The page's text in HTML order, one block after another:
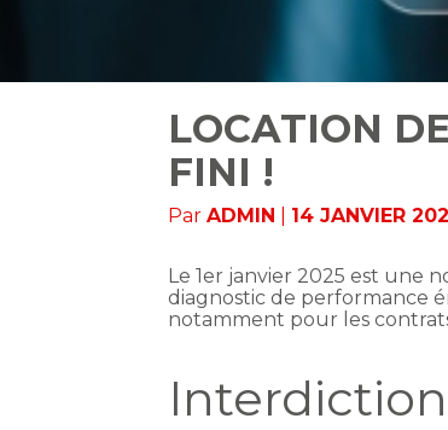
LOCATION
FINI !
ParADMIN 14 JANVIER
Le 1er janvier 2025 est une
diagnostic de performance
notamment pour les